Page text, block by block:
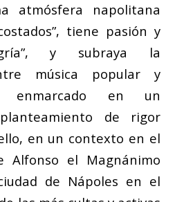
atmósfera napolitana
tiene pasión y
y subraya la
música popular y
enmarcado en un
de rigor
en un contexto en el
Alfonso el Magnánimo
de Nápoles en el